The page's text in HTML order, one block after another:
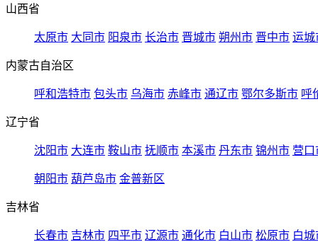
山西省
太原市 大同市 阳泉市 长治市 晋城市 朔州市 晋中市 运城
内蒙古自治区
呼和浩特市 包头市 乌海市 赤峰市 通辽市 鄂尔多斯市 呼
辽宁省
沈阳市 大连市 鞍山市 抚顺市 本溪市 丹东市 锦州市 营口
朝阳市 葫芦岛市 金普新区
吉林省
长春市 吉林市 四平市 辽源市 通化市 白山市 松原市 白城